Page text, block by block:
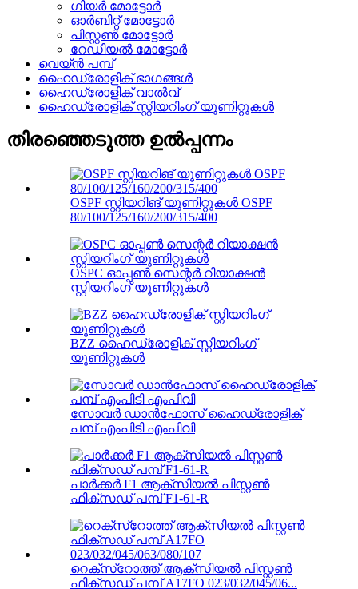
ഗിയർ മോട്ടോർ
ഓർബിറ്റ് മോട്ടോർ
പിസ്റ്റൺ മോട്ടോർ
റേഡിയൽ മോട്ടോർ
വെയ്ൻ പമ്പ്
ഹൈഡ്രോളിക് ഭാഗങ്ങൾ
ഹൈഡ്രോളിക് വാൽവ്
ഹൈഡ്രോളിക് സ്റ്റിയറിംഗ് യൂണിറ്റുകൾ
തിരഞ്ഞെടുത്ത ഉൽപ്പന്നം
OSPF സ്റ്റിയറിങ് യൂണിറ്റുകൾ OSPF
80/100/125/160/200/315/400
OSPC ഓപ്പൺ സെന്റർ റിയാക്ഷൻ
സ്റ്റിയറിംഗ് യൂണിറ്റുകൾ
BZZ ഹൈഡ്രോളിക് സ്റ്റിയറിംഗ്
യൂണിറ്റുകൾ
സോവർ ഡാൻഫോസ് ഹൈഡ്രോളിക്
പമ്പ് എംപിടി എംപിവി
പാർക്കർ F1 ആക്സിയൽ പിസ്റ്റൺ
ഫിക്സഡ് പമ്പ് F1-61-R
റെക്‌സ്‌റോത്ത് ആക്സിയൽ പിസ്റ്റൺ
ഫിക്സഡ് പമ്പ് A17FO 023/032/045/06...